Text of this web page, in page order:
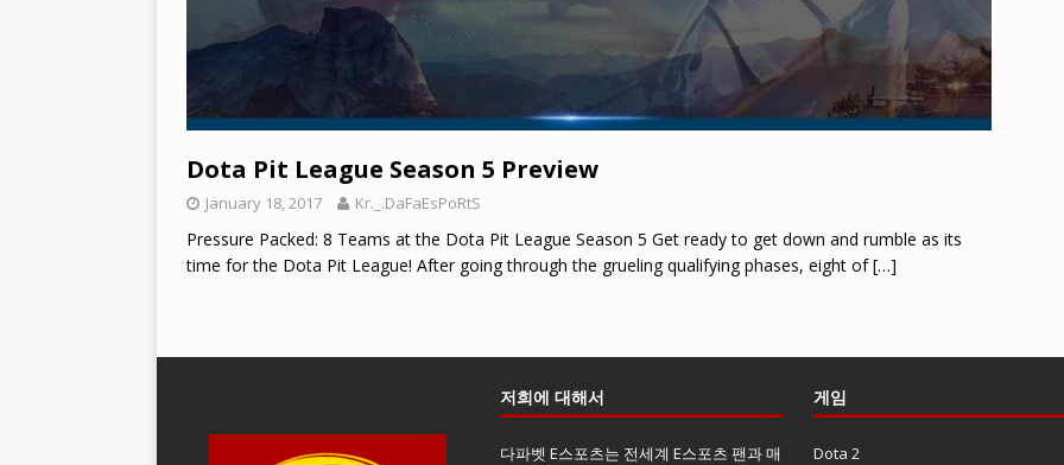
Dota Pit League Season 5 Preview
January 18, 2017 Kr._.DaFaEsPoRtS
Pressure Packed: 8 Teams at the Dota Pit League Season 5 Get ready to get down and rumble as its
time for the Dota Pit League! After going through the grueling qualifying phases, eight of[…]
저희에 대해서
다파벳 E스포츠는 전세계 E스포츠 팬과 매
게임
Dota 2